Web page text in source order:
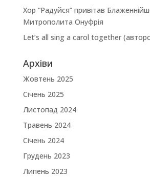
Хор “Радуйся” привітав
Митрополита Онуфрія
Let’s all sing a carol together
Архіви
Жовтень 2025
Січень 2025
Листопад 2024
Травень 2024
Січень 2024
Грудень 2023
Липень 2023